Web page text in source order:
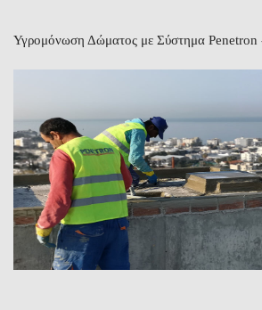
Υγρομόνωση Δώματος με Σύστημα Penetron